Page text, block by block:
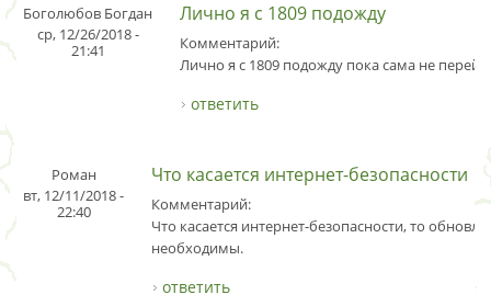
Боголюбов Богдан
ср, 12/26/2018 -
21:41
Лично я с 1809 подожду
Комментарий:
Лично я с 1809 подожду пока сама не
ответить
Роман
вт, 12/11/2018 -
22:40
Что касается интернет-безопасности
Комментарий:
Что касается интернет-безопасности, то
необходимы.
ответить